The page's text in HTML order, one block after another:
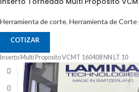
Herramienta de corte, Herramienta de Corte
COTIZAR
Inserto Multi Proposito VCMT 160408 NN LT 10